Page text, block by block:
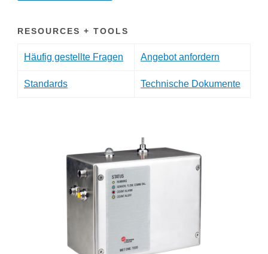
RESOURCES + TOOLS
Häufig gestellte Fragen Angebot anfordern
Standards Technische Dokumente